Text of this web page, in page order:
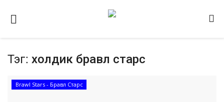
Видео
Тэг: холдик бравл старс
Brawl Stars - Бравл Старс